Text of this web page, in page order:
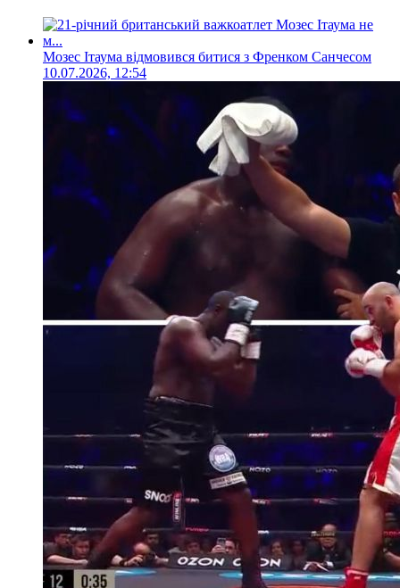
Мозес Ітаума відмовився битися з Френком Санчесом
10.07.2026, 12:54